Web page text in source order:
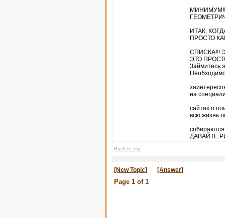
ИТАК,
ПРОСТО
СПИСКА!!!
ЭТО
Займитесь
на
сайтах о
всю жизнь
ДАВАЙТЕ
Back to top
[New Topic] [Answer]
Page 1 of 1